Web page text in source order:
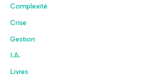
Complexité
Crise
Gestion
I.A.
Livres